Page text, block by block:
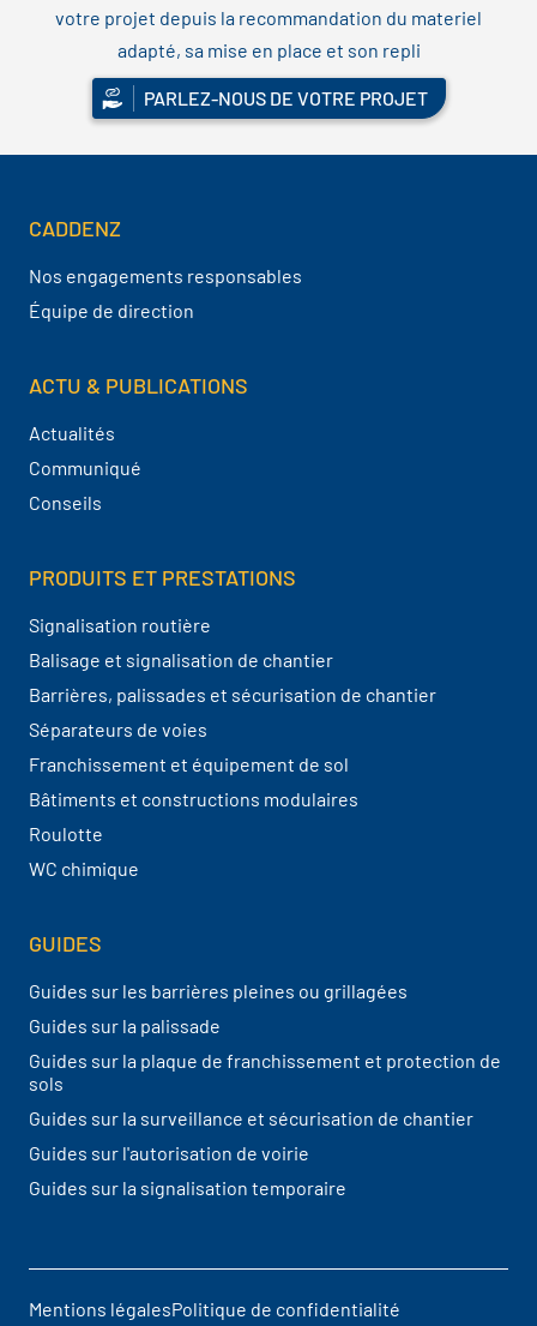
votre projet depuis la recommandation du materiel
adapté, sa mise en place et son repli
PARLEZ-NOUS DE VOTRE PROJET
Navigation pied de page
CADDENZ
Nos engagements responsables
Équipe de direction
ACTU & PUBLICATIONS
Actualités
Communiqué
Conseils
PRODUITS ET PRESTATIONS
Signalisation routière
Balisage et signalisation de chantier
Barrières, palissades et sécurisation de chantier
Séparateurs de voies
Franchissement et équipement de sol
Bâtiments et constructions modulaires
Roulotte
WC chimique
GUIDES
Guides sur les barrières pleines ou grillagées
Guides sur la palissade
Guides sur la plaque de franchissement et protection de
sols
Guides sur la surveillance et sécurisation de chantier
Guides sur l'autorisation de voirie
Guides sur la signalisation temporaire
Pied de page
Mentions légalesPolitique de confidentialité